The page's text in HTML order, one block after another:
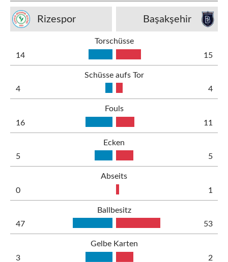
Rizespor Başakşehir
Torschüsse
14
15
Schüsse aufs Tor
4
4
Fouls
16
11
Ecken
5
5
Abseits
0
1
Ballbesitz
47
53
Gelbe Karten
3
2